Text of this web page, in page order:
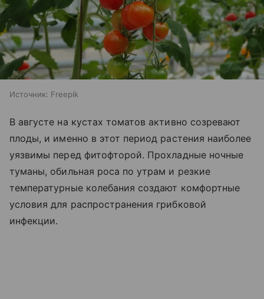
Источник: Freepik
В августе на кустах томатов активно созревают
плоды, и именно в этот период растения наиболее
уязвимы перед фитофторой. Прохладные ночные
туманы, обильная роса по утрам и резкие
температурные колебания создают комфортные
условия для распространения грибковой
инфекции.